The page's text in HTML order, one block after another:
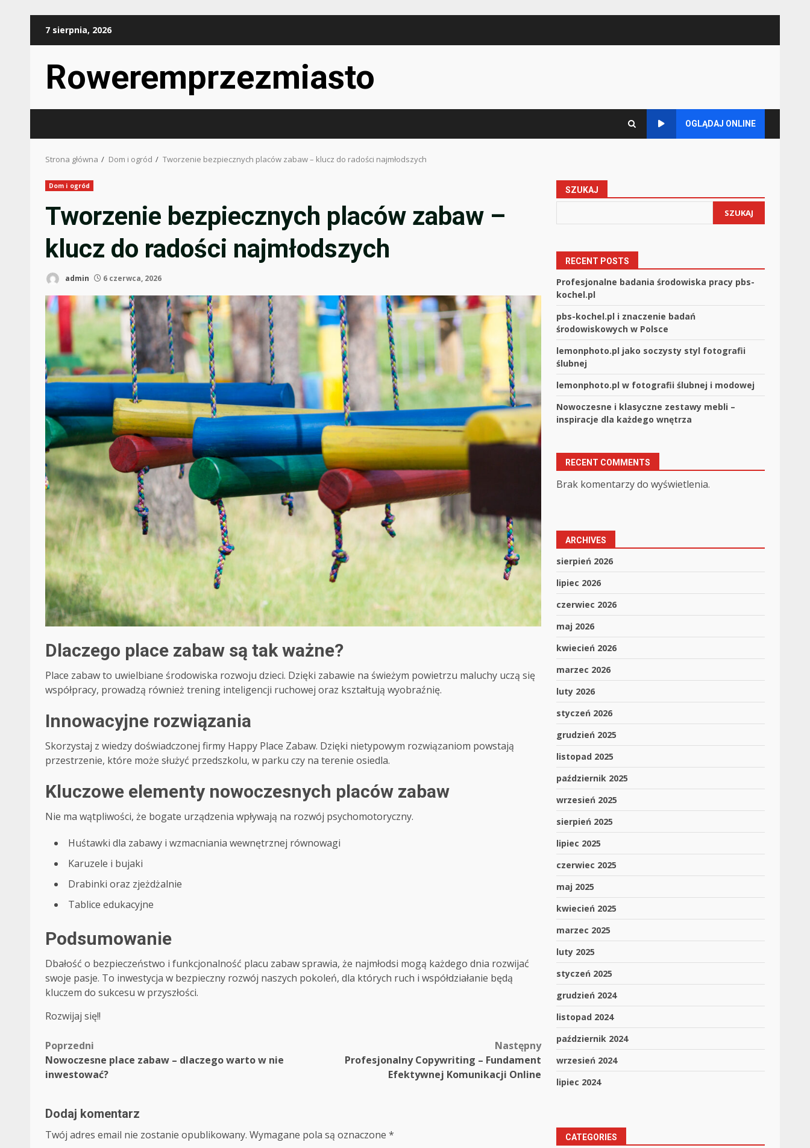
7 sierpnia, 2026
Roweremprzezmiasto
OGLĄDAJ ONLINE
Strona główna Dom i ogród Tworzenie bezpiecznych placów zabaw – klucz do radości najmłodszych
Dom i ogród
Tworzenie bezpiecznych placów zabaw –
klucz do radości najmłodszych
admin 6 czerwca, 2026
Dlaczego place zabaw są tak ważne?
Place zabaw to uwielbiane środowiska rozwoju dzieci. Dzięki zabawie na świeżym powietrzu maluchy uczą się
współpracy, prowadzą również trening inteligencji ruchowej oraz kształtują wyobraźnię.
Innowacyjne rozwiązania
Skorzystaj z wiedzy doświadczonej firmy Happy Place Zabaw. Dzięki nietypowym rozwiązaniom powstają
przestrzenie, które może służyć przedszkolu, w parku czy na terenie osiedla.
Kluczowe elementy nowoczesnych placów zabaw
Nie ma wątpliwości, że bogate urządzenia wpływają na rozwój psychomotoryczny.
Huśtawki dla zabawy i wzmacniania wewnętrznej równowagi
Karuzele i bujaki
Drabinki oraz zjeżdżalnie
Tablice edukacyjne
Podsumowanie
Dbałość o bezpieczeństwo i funkcjonalność placu zabaw sprawia, że najmłodsi mogą każdego dnia rozwijać
swoje pasje. To inwestycja w bezpieczny rozwój naszych pokoleń, dla których ruch i współdziałanie będą
kluczem do sukcesu w przyszłości.
Rozwijaj się!!
Zobacz
wpisy
Poprzedni
Nowoczesne place zabaw – dlaczego warto w nie
inwestować?
Następny
Profesjonalny Copywriting – Fundament
Efektywnej Komunikacji Online
Dodaj komentarz
Twój adres email nie zostanie opublikowany. Wymagane pola są oznaczone *
SZUKAJ
SZUKAJ
RECENT POSTS
Profesjonalne badania środowiska pracy pbs-
kochel.pl
pbs-kochel.pl i znaczenie badań
środowiskowych w Polsce
lemonphoto.pl jako soczysty styl fotografii
ślubnej
lemonphoto.pl w fotografii ślubnej i modowej
Nowoczesne i klasyczne zestawy mebli –
inspiracje dla każdego wnętrza
RECENT COMMENTS
Brak komentarzy do wyświetlenia.
ARCHIVES
sierpień 2026
lipiec 2026
czerwiec 2026
maj 2026
kwiecień 2026
marzec 2026
luty 2026
styczeń 2026
grudzień 2025
listopad 2025
październik 2025
wrzesień 2025
sierpień 2025
lipiec 2025
czerwiec 2025
maj 2025
kwiecień 2025
marzec 2025
luty 2025
styczeń 2025
grudzień 2024
listopad 2024
październik 2024
wrzesień 2024
lipiec 2024
CATEGORIES